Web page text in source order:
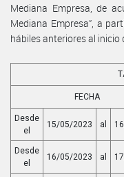
Mediana Empresa, de
Mediana Empresa”, a
hábiles anteriores al inicio
FECHA
Desde
el
15/05/2023 al
Desde
el
16/05/2023 al